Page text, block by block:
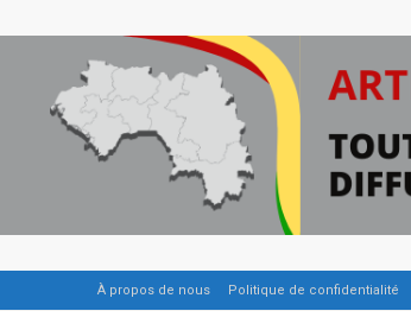
À propos de nous Politique de confidentialité